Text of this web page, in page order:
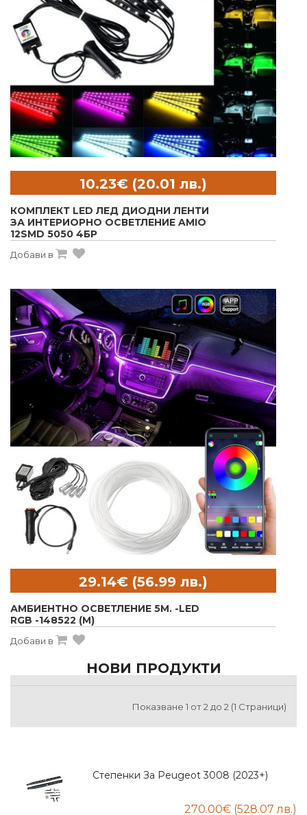
КОМПЛЕКТ LED ЛЕД ДИОДНИ ЛЕНТИ
ЗА ИНТЕРИОРНО ОСВЕТЛЕНИЕ AMIO
12SMD 5050 4БР
Добави в
АМБИЕНТНО ОСВЕТЛЕНИЕ 5М. -LED
RGB -148522 (М)
Добави в
Показване 1 от 2 до 2 (1 Страници)
НОВИ ПРОДУКТИ
Степенки За Peugeot 3008 (2023+)